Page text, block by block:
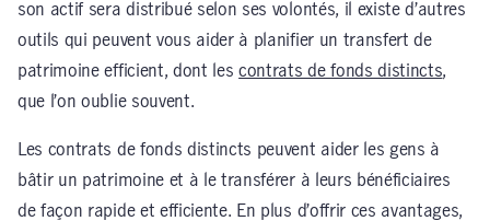
son actif sera distribué selon ses volontés, il existe d’autres
outils qui peuvent vous aider à planifier un transfert de
patrimoine efficient, dont lescontrats de fonds distincts,
que l’on oublie souvent.
Les contrats de fonds distincts peuvent aider les gens à
bâtir un patrimoine et à le transférer à leurs bénéficiaires
de façon rapide et efficiente. En plus d’offrir ces avantages,